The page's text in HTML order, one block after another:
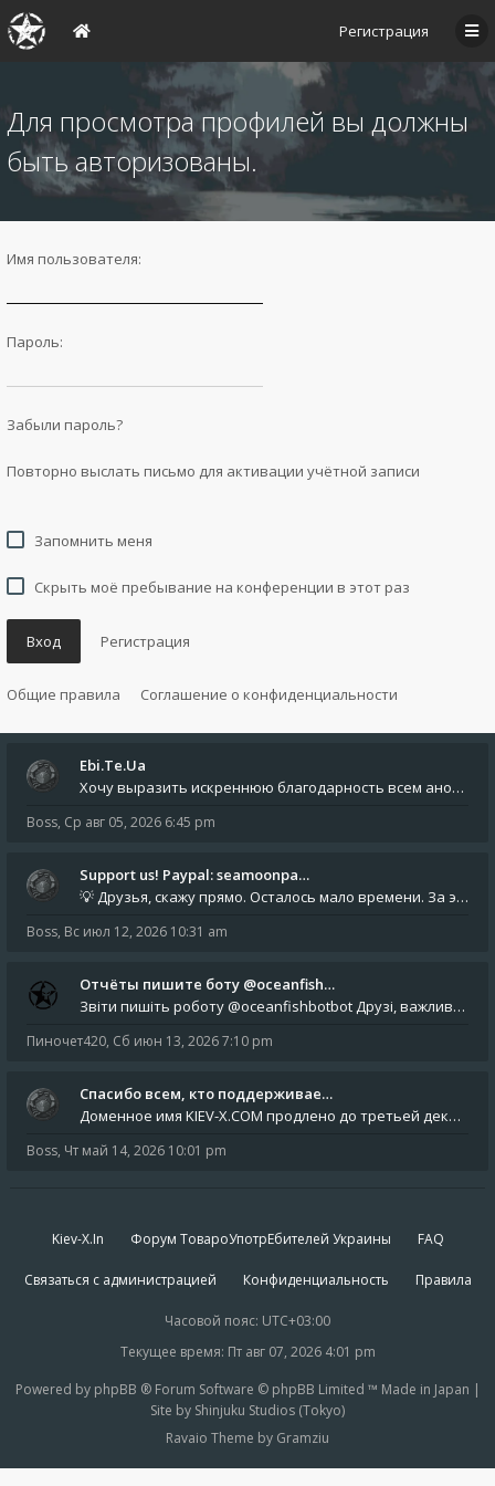
Регистрация
Для просмотра профилей вы должны
быть авторизованы.
Имя пользователя:
Пароль:
Забыли пароль?
Повторно выслать письмо для активации учётной записи
Запомнить меня
Скрыть моё пребывание на конференции в этот раз
Вход Регистрация
Общие правила Соглашение о конфиденциальности
Ebi.Te.Ua
Хочу выразить искреннюю благодарность всем анонимным пользователям, которые поддержали наше сообщество финансово. Благод
Boss, Ср авг 05, 2026 6:45 pm
Support us! Paypal: seamoonpa…
💡 Друзья, скажу прямо. Осталось мало времени. За это время нам нужно закрыть последние обязательные расходы: около 500
Boss, Вс июл 12, 2026 10:31 am
Отчёты пишите боту @oceanfish…
Звіти пишіть роботу @oceanfishbotbot Друзі, важливе повідомлення для учасників форума. Основне звернення опублікован
Пиночет420, Сб июн 13, 2026 7:10 pm
Спасибо всем, кто поддерживае…
Доменное имя KIEV-X.COM продлено до третьей декады августа 2027 года! Спасибо всем анонимным пользователям, которые по
Boss, Чт май 14, 2026 10:01 pm
Kiev-X.In Форум ТовароУпотрЕбителей Украины FAQ
Связаться с администрацией Конфиденциальность Правила
Часовой пояс: UTC+03:00
Текущее время: Пт авг 07, 2026 4:01 pm
Powered by phpBB ® Forum Software © phpBB Limited ™ Made in Japan |
Site by Shinjuku Studios (Tokyo)
Ravaio Theme by Gramziu